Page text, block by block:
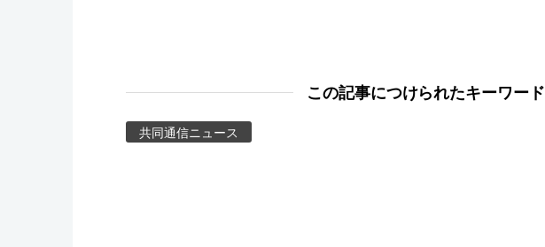
この記事につけられたキーワード
共同通信ニュース